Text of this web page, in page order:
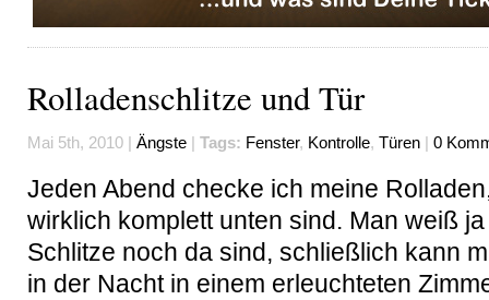
Rolladenschlitze und Tür
Mai 5th, 2010 | Ängste | Tags: Fenster, Kontrolle, Türen | 0
Jeden Abend checke ich meine
wirklich komplett unten sind. Man weiß
Schlitze noch da sind, schließlich kann
in der Nacht in einem erleuchteten